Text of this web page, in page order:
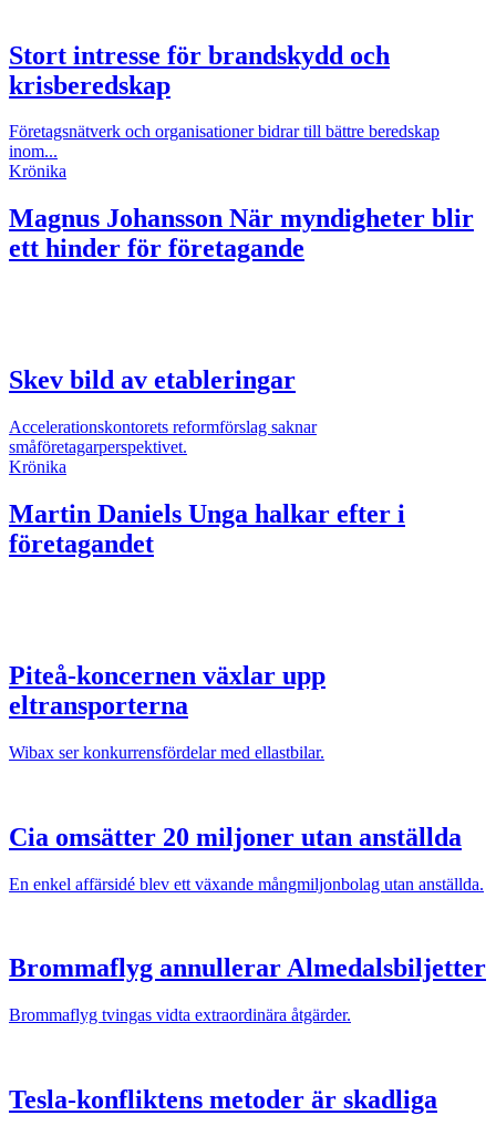
Stort intresse för brandskydd och
krisberedskap
Företagsnätverk och organisationer bidrar till bättre beredskap
inom...
Krönika
Magnus Johansson När myndigheter blir
ett hinder för företagande
Skev bild av etableringar
Accelerationskontorets reformförslag saknar
småföretagarperspektivet.
Krönika
Martin Daniels Unga halkar efter i
företagandet
Piteå-koncernen växlar upp
eltransporterna
Wibax ser konkurrensfördelar med ellastbilar.
Cia omsätter 20 miljoner utan anställda
En enkel affärsidé blev ett växande mångmiljonbolag utan anställda.
Brommaflyg annullerar Almedalsbiljetter
Brommaflyg tvingas vidta extraordinära åtgärder.
Tesla-konfliktens metoder är skadliga